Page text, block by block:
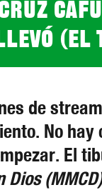
(el
de
No hay
El
Dios